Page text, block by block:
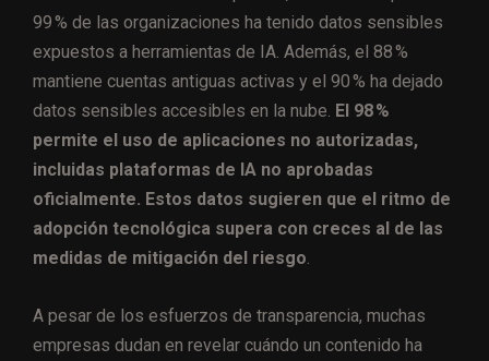
99 % de las organizaciones ha tenido datos sensibles
expuestos a herramientas de IA. Además, el 88 %
mantiene cuentas antiguas activas y el 90 % ha dejado
datos sensibles accesibles en la nube. El 98 %
permite el uso de aplicaciones no autorizadas,
incluidas plataformas de IA no aprobadas
oficialmente. Estos datos sugieren que el ritmo de
adopción tecnológica supera con creces al de las
medidas de mitigación del riesgo
A pesar de los esfuerzos de transparencia, muchas
empresas dudan en revelar cuándo un contenido ha